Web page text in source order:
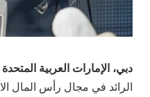
دبي، الإمارات العربية
الرائد في مجال رأس المال